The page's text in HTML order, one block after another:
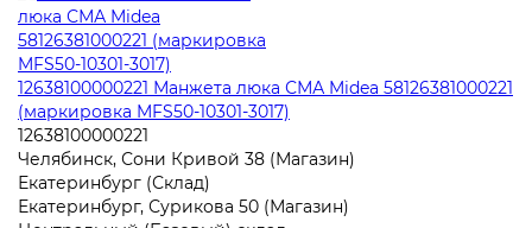
12638100000221 Манжета люка СМА Midea 58126381000221
(маркировка MFS50-10301-3017)
12638100000221
Челябинск, Сони Кривой 38 (Магазин)
Екатеринбург (Склад)
Екатеринбург, Сурикова 50 (Магазин)